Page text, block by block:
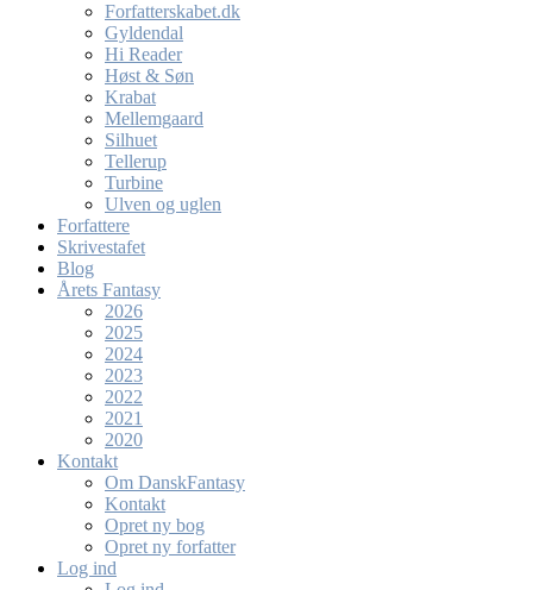
Forfatterskabet.dk
Gyldendal
Hi Reader
Høst & Søn
Krabat
Mellemgaard
Silhuet
Tellerup
Turbine
Ulven og uglen
Forfattere
Skrivestafet
Blog
Årets Fantasy
2026
2025
2024
2023
2022
2021
2020
Kontakt
Om DanskFantasy
Kontakt
Opret ny bog
Opret ny forfatter
Log ind